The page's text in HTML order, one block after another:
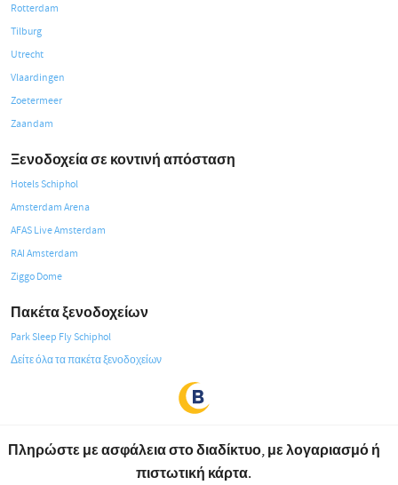
Rotterdam
Tilburg
Utrecht
Vlaardingen
Zoetermeer
Zaandam
Ξενοδοχεία σε κοντινή απόσταση
Hotels Schiphol
Amsterdam Arena
AFAS Live Amsterdam
RAI Amsterdam
Ziggo Dome
Πακέτα ξενοδοχείων
Park Sleep Fly Schiphol
Δείτε όλα τα πακέτα ξενοδοχείων
Πληρώστε με ασφάλεια στο διαδίκτυο, με λογαριασμό ή
πιστωτική κάρτα.